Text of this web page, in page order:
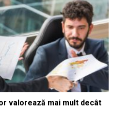
valorează mai mult decât